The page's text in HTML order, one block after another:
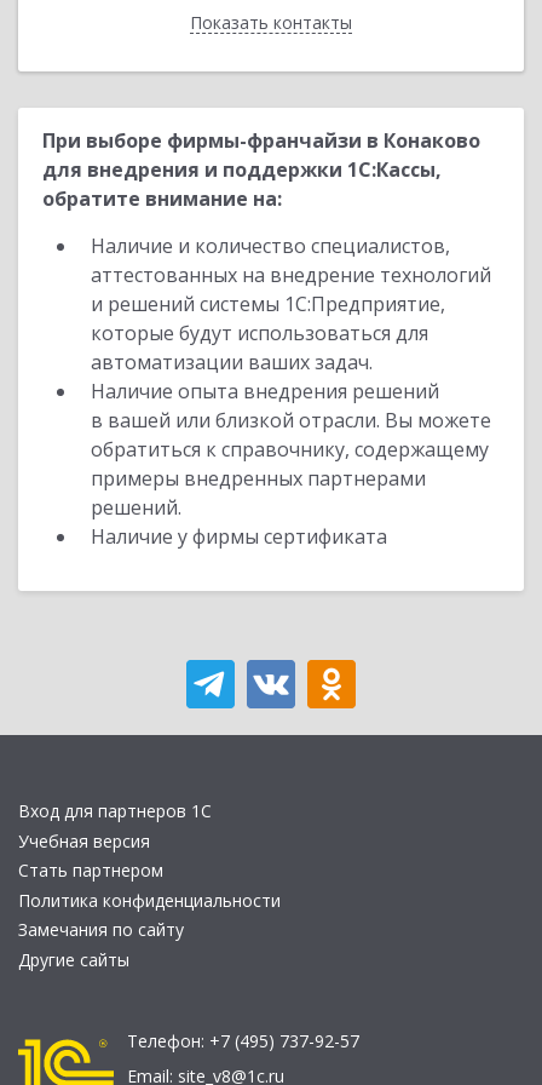
Показать контакты
Назад
При выборе фирмы-франчайзи в Конаково
для внедрения и поддержки 1С:Кассы,
обратите внимание на:
Наличие и количество специалистов,
аттестованных на внедрение технологий
и решений системы 1С:Предприятие,
которые будут использоваться для
автоматизации ваших задач.
Наличие опыта внедрения решений
в вашей или близкой отрасли. Вы можете
обратиться к справочнику, содержащему
примеры внедренных партнерами
решений.
Наличие у фирмы сертификата
Вход для партнеров 1С
Учебная версия
Стать партнером
Политика конфиденциальности
Замечания по сайту
Другие сайты
Телефон: +7 (495) 737-92-57
Email: site_v8@1c.ru